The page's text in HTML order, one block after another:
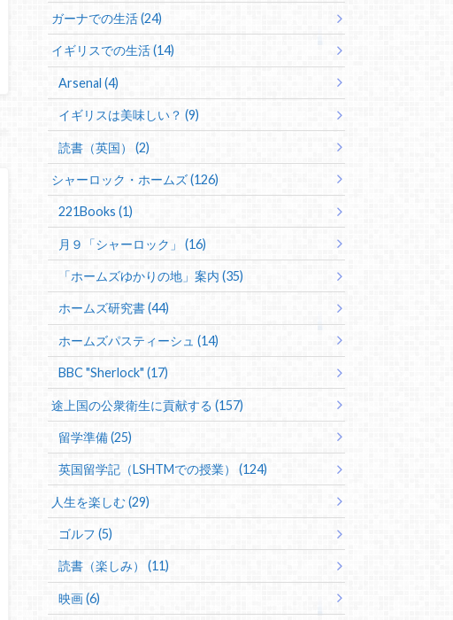
ガーナでの生活 (24)
イギリスでの生活 (14)
Arsenal (4)
イギリスは美味しい？ (9)
読書（英国） (2)
シャーロック・ホームズ (126)
221Books (1)
月９「シャーロック」 (16)
「ホームズゆかりの地」案内 (35)
ホームズ研究書 (44)
ホームズパスティーシュ (14)
BBC "Sherlock" (17)
途上国の公衆衛生に貢献する (157)
留学準備 (25)
英国留学記（LSHTMでの授業） (124)
人生を楽しむ (29)
ゴルフ (5)
読書（楽しみ） (11)
映画 (6)